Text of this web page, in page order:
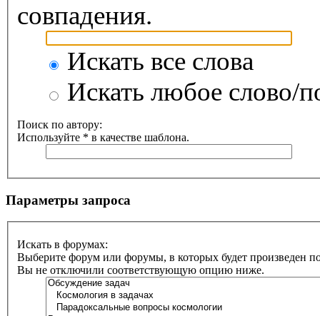
совпадения.
Искать все слова
Искать любое слово/
Поиск по автору:
Используйте * в качестве шаблона.
Параметры запроса
Искать в форумах:
Выберите форум или форумы, в которых будет произведен
Вы не отключили соответствующую опцию ниже.